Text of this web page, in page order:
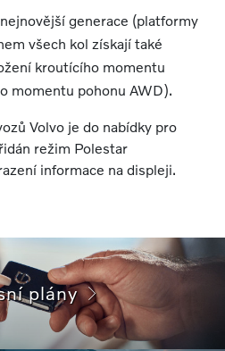
generace (platformy
všech kol získají také
kroutícího momentu
momentu pohonu AWD).
Volvo je do nabídky pro
režim Polestar
informace na displeji.
plány